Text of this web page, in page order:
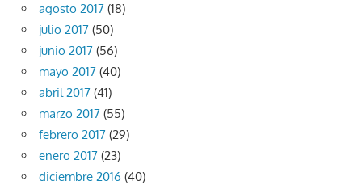
agosto 2017 (18)
julio 2017 (50)
junio 2017 (56)
mayo 2017 (40)
abril 2017 (41)
marzo 2017 (55)
febrero 2017 (29)
enero 2017 (23)
diciembre 2016 (40)